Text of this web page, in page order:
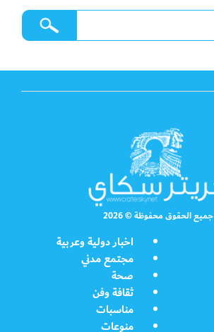
جميع الحقوق محفوظة © 2026
اخبار دولية وعربية
مجتمع مدني
صحة
ثقافة وفن
مناسبات
منوعات